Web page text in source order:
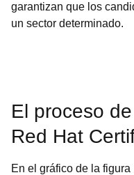
garantizan que los
un sector determinado.
El proceso de
Red Hat
En el gráfico de la